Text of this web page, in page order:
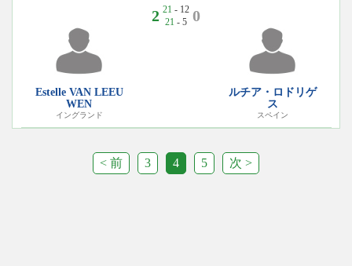
Estelle VAN LEEU
WEN
イングランド
2 21 - 12
21 - 5 0
ルチア・ロドリゲ
ス
スペイン
< 前 3 4 5 次 >